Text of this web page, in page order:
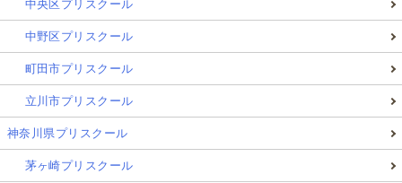
中央区プリスクール
中野区プリスクール
町田市プリスクール
立川市プリスクール
神奈川県プリスクール
茅ヶ崎プリスクール